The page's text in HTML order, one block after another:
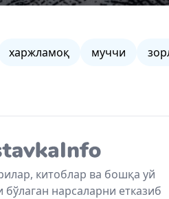
харжламоқ муччи
китоблар ва бошқа уй
бўлаган нарсаларни етказиб